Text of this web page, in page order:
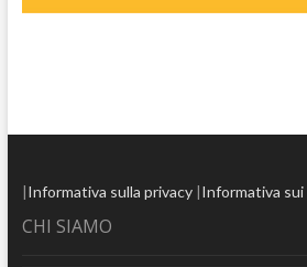
|Informativa sulla privacy|Informativa sui
CHI SIAMO